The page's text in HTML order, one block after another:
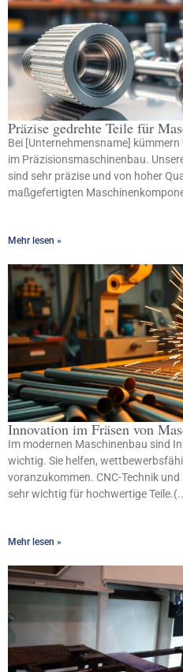
Präzise gedrehte Teile für
Bei [Unternehmensname]
im Präzisionsmaschinenbau.
sind sehr präzise und von hoher
maßgefertigten
Mehr lesen »
Innovation im Fräsen von
Im modernen Maschinenbau sind
wichtig. Sie helfen,
voranzukommen. CNC-Technik
sehr wichtig für hochwertige
Mehr lesen »